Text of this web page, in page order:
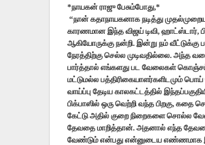
*நாயகன் ராஜு பேசும்போது,*
“நான் கதாநாயகனாக நடித்து
காரணமான இந்த விஜய் டிவி, ஹாட்ஸ்டார்,
ஆகியோருக்கு நன்றி. இன்று நம் வீட்டுக்கு
நேரத்திற்கு செல்ல முடிவதில்லை. அந்த
பார்த்தால் எங்களது பட வேலைகள் கொஞ்சம்
மட்டுமல்ல பத்திரிகையாளர்களிடமும்
வாய்ப்பு தேடிய காலகட்டத்தில்
பிக்பாஸில் ஒரு வெற்றி வந்த பிறகு,
கேட்டு அதில் குறை நிறைகளை சொல்ல
தேவதை மாறித்தான். அதனால் எந்த
வேண்டும் என்பது என்னுடைய எண்ணமாக